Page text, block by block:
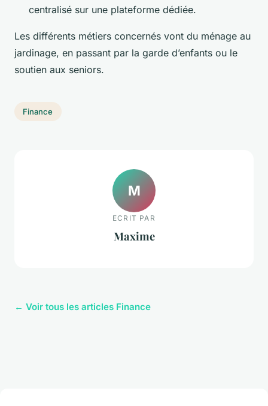
centralisé sur une plateforme dédiée.
Les différents métiers concernés vont du ménage au
jardinage, en passant par la garde d’enfants ou le
soutien aux seniors.
Finance
M
ECRIT PAR
Maxime
← Voir tous les articles Finance